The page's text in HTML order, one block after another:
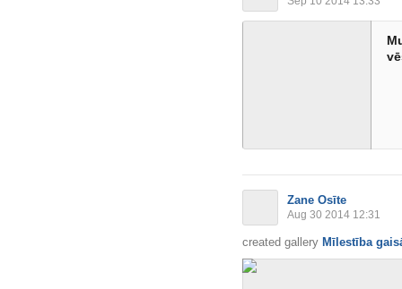
Zane Osīte
Aug 30 2014 12:31
created gallery Mīlestība